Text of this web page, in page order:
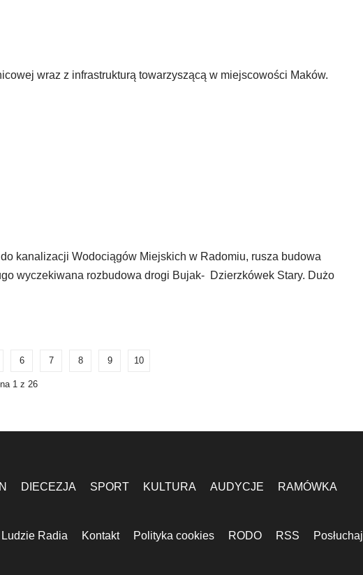
wraz z infrastrukturą towarzyszącą w miejscowości Maków.
kanalizacji Wodociągów Miejskich w Radomiu, rusza budowa
wyczekiwana rozbudowa drogi Bujak- Dzierzkówek Stary. Dużo
6 7 8 9 10
1 z 26
DIECEZJA SPORT KULTURA AUDYCJE RAMÓWKA
Ludzie Radia Kontakt Polityka cookies RODO RSS Posłuchaj